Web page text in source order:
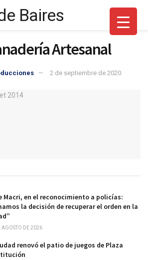
Artesanal
2 de septiembre de 2020
Macri, en el reconocimiento a policías:
la decisión de recuperar el orden en la
AGOSTO DE 2026
renovó el patio de juegos de Plaza